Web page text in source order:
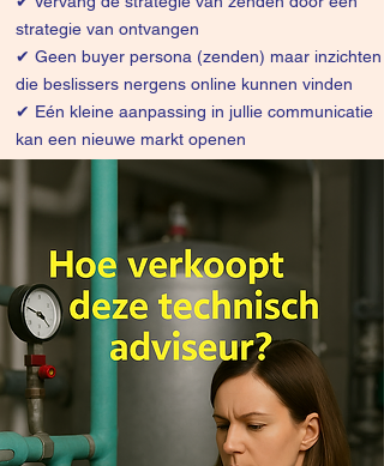
strategie van ontvangen
✔ Geen buyer persona (zenden) maar inzichten
die beslissers nergens online kunnen vinden
✔ Eén kleine aanpassing in jullie communicatie
kan een nieuwe markt openen